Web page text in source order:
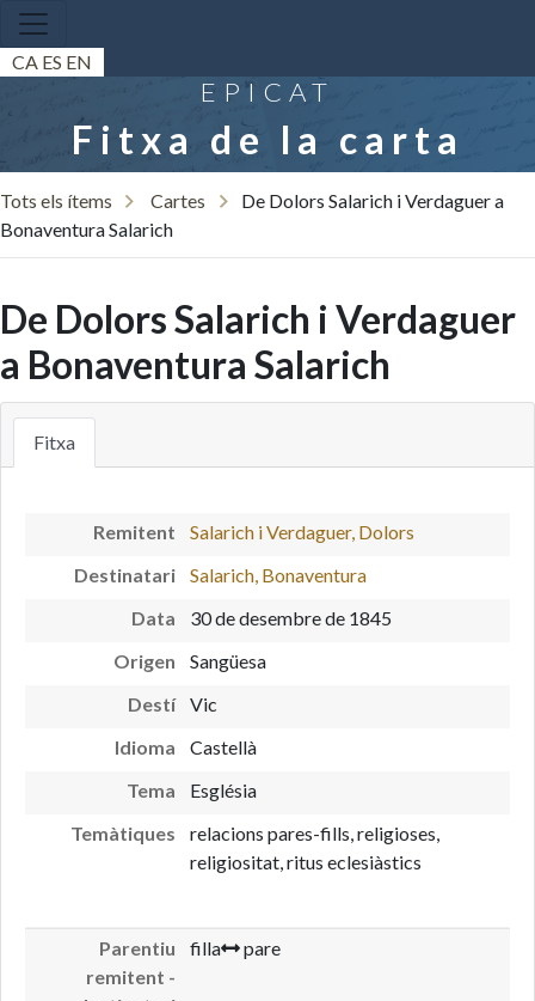
CA ES EN
EPICAT
Fitxa de la carta
Tots els ítems Cartes
De Dolors Salarich i Verdaguer a
Bonaventura Salarich
De Dolors Salarich i Verdaguer
a Bonaventura Salarich
Fitxa
Remitent
Salarich i Verdaguer, Dolors
Destinatari
Salarich, Bonaventura
Data
30 de desembre de 1845
Origen
Sangüesa
Destí
Vic
Idioma
Castellà
Tema
Església
Temàtiques
relacions pares-fills, religioses,
religiositat, ritus eclesiàstics
Parentiu
remitent -
filla pare